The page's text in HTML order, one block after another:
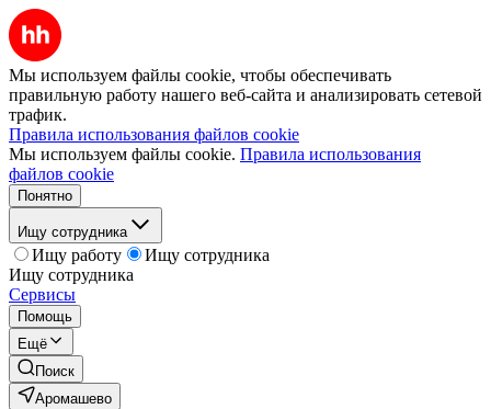
Мы используем файлы cookie, чтобы обеспечивать
правильную работу нашего веб-сайта и анализировать сетевой
трафик.
Правила использования файлов cookie
Мы используем файлы cookie. Правила использования
файлов cookie
Понятно
Ищу сотрудника
Ищу работу
Ищу сотрудника
Ищу сотрудника
Сервисы
Помощь
Ещё
Поиск
Аромашево